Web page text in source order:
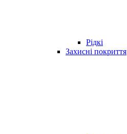
Рідкі
Захисні покриття